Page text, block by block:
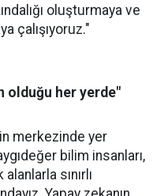
oluşturmaya ve
çalışıyoruz."
olduğu her yerde"
merkezinde yer
bilim insanları,
sınırlı